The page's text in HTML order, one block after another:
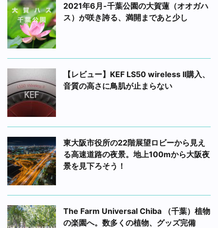
2021年6月-千葉公園の大賀蓮（オオガハ
ス）が咲き誇る、満開まであと少し
【レビュー】KEF LS50 wireless II購入、
音質の高さに鳥肌が止まらない
東大阪市役所の22階展望ロビーから見え
る高速道路の夜景。地上100mから大阪夜
景を見下ろそう！
The Farm Universal Chiba （千葉）植物
の楽園へ。数多くの植物、グッズ完備